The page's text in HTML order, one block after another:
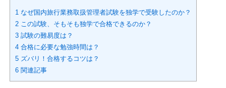
1 なぜ国内旅行業務取扱管理者試験を独学で受験したのか？
2 この試験、そもそも独学で合格できるのか？
3 試験の難易度は？
4 合格に必要な勉強時間は？
5 ズバリ！合格するコツは？
6 関連記事